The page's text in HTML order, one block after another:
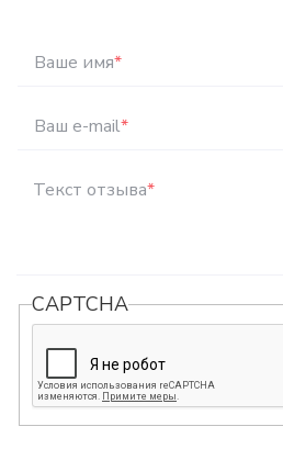
Ваше имя*
Ваш e-mail*
Текст отзыва*
CAPTCHA